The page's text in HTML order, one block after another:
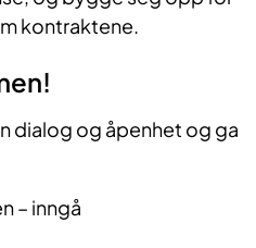
kontraktene.
dialog og åpenhet og ga
– inngå